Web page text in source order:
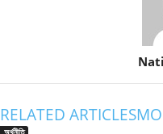
RELATED ARTICLES
অর্থনীতি